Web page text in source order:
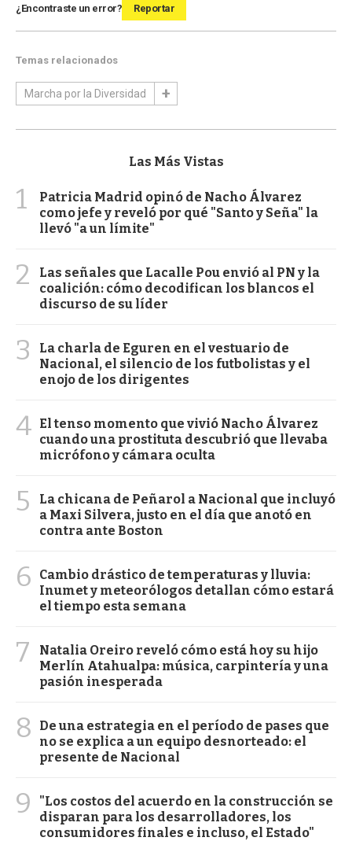
¿Encontraste un error? Reportar
Temas relacionados
Marcha por la Diversidad
Las Más Vistas
1
Patricia Madrid opinó de Nacho Álvarez
como jefe y reveló por qué "Santo y Seña" la
llevó "a un límite"
2
Las señales que Lacalle Pou envió al PN y la
coalición: cómo decodifican los blancos el
discurso de su líder
3
La charla de Eguren en el vestuario de
Nacional, el silencio de los futbolistas y el
enojo de los dirigentes
4 El tenso momento que vivió Nacho Álvarez
cuando una prostituta descubrió que llevaba
micrófono y cámara oculta
5
La chicana de Peñarol a Nacional que incluyó
a Maxi Silvera, justo en el día que anotó en
contra ante Boston
6
Cambio drástico de temperaturas y lluvia:
Inumet y meteorólogos detallan cómo estará
el tiempo esta semana
7
Natalia Oreiro reveló cómo está hoy su hijo
Merlín Atahualpa: música, carpintería y una
pasión inesperada
8
De una estrategia en el período de pases que
no se explica a un equipo desnorteado: el
presente de Nacional
9
"Los costos del acuerdo en la construcción se
disparan para los desarrolladores, los
consumidores finales e incluso, el Estado"